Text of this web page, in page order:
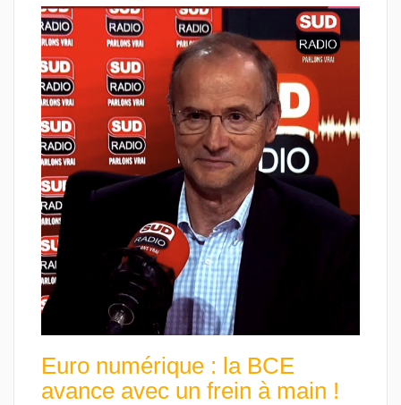
Euro numérique : la BCE
avance avec un frein à main !